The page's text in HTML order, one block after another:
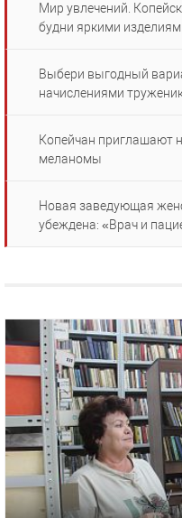
Мир увлечений.
будни яркими
Выбери выгодный
начислениями
Копейчан приглашают
меланомы
Новая заведующая
убеждена: «Врач и